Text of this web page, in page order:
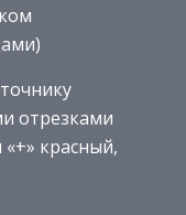
отрезками
красный,